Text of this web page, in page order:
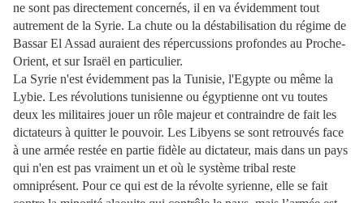
ne sont pas directement concernés, il en va évidemment tout
autrement de la Syrie. La chute ou la déstabilisation du régime de
Bassar El Assad auraient des répercussions profondes au Proche-
Orient, et sur Israël en particulier.
La Syrie n'est évidemment pas la Tunisie, l'Egypte ou même la
Lybie. Les révolutions tunisienne ou égyptienne ont vu toutes
deux les militaires jouer un rôle majeur et contraindre de fait les
dictateurs à quitter le pouvoir. Les Libyens se sont retrouvés face
à une armée restée en partie fidèle au dictateur, mais dans un pays
qui n'en est pas vraiment un et où le système tribal reste
omniprésent. Pour ce qui est de la révolte syrienne, elle se fait